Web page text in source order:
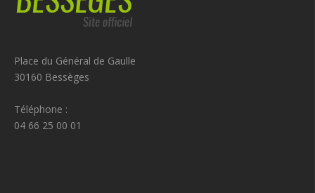
Place du Général de Gaulle
30160 Bessèges
Téléphone :
04 66 25 00 01